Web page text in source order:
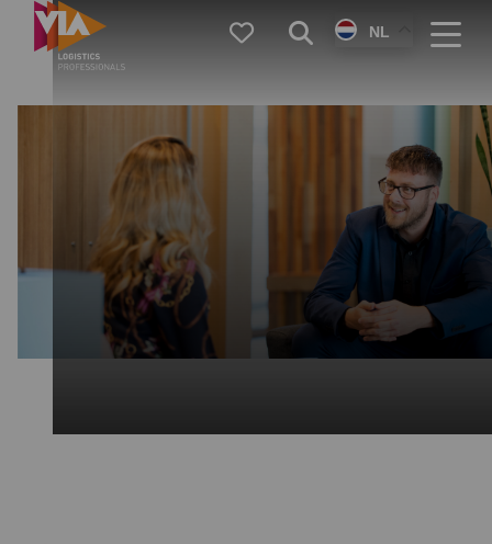
VIA
Logistics
FavorietenZoekenNL